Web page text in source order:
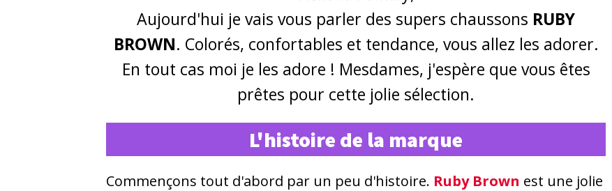
Aujourd'hui je vais vous parler des supers chaussons RUBY
BROWN. Colorés, confortables et tendance, vous allez les adorer.
En tout cas moi je les adore ! Mesdames, j'espère que vous êtes
prêtes pour cette jolie sélection.
L'histoire de la marque
Commençons tout d'abord par un peu d'histoire. Ruby Brown est une jolie